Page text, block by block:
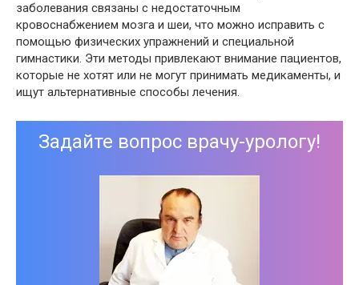
заболевания связаны с недостаточным
кровоснабжением мозга и шеи, что можно исправить с
помощью физических упражнений и специальной
гимнастики. Эти методы привлекают внимание пациентов,
которые не хотят или не могут принимать медикаменты, и
ищут альтернативные способы лечения.
Задайте вопрос врачу-урологу!